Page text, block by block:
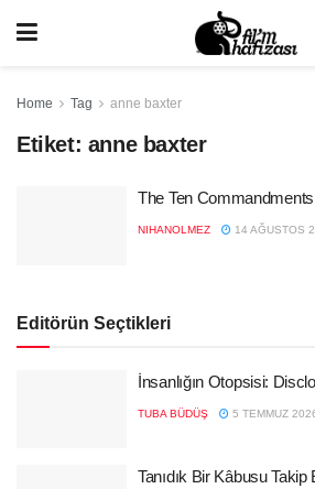
Home Tag anne baxter
Etiket: anne baxter
The Ten
NIHANOLMEZ 14 AĞUSTOS
Editörün Seçtikleri
İnsanlığın Otopsisi:
TUBA BÜDÜŞ 5 TEMMUZ
Tanıdık Bir Kâbusu